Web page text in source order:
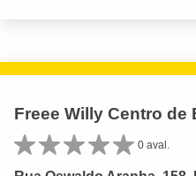
Freee Willy Centro de
0 aval.